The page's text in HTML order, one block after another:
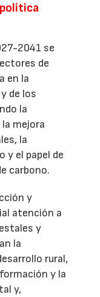
2041 se
de
en la
de los
la
mejora
la
y el papel de
carbono.
y
atención a
y
la
rural,
y la
y,